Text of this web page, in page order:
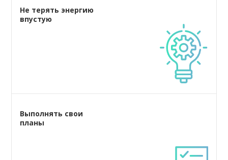
Не терять энергию
впустую
Выполнять свои
планы